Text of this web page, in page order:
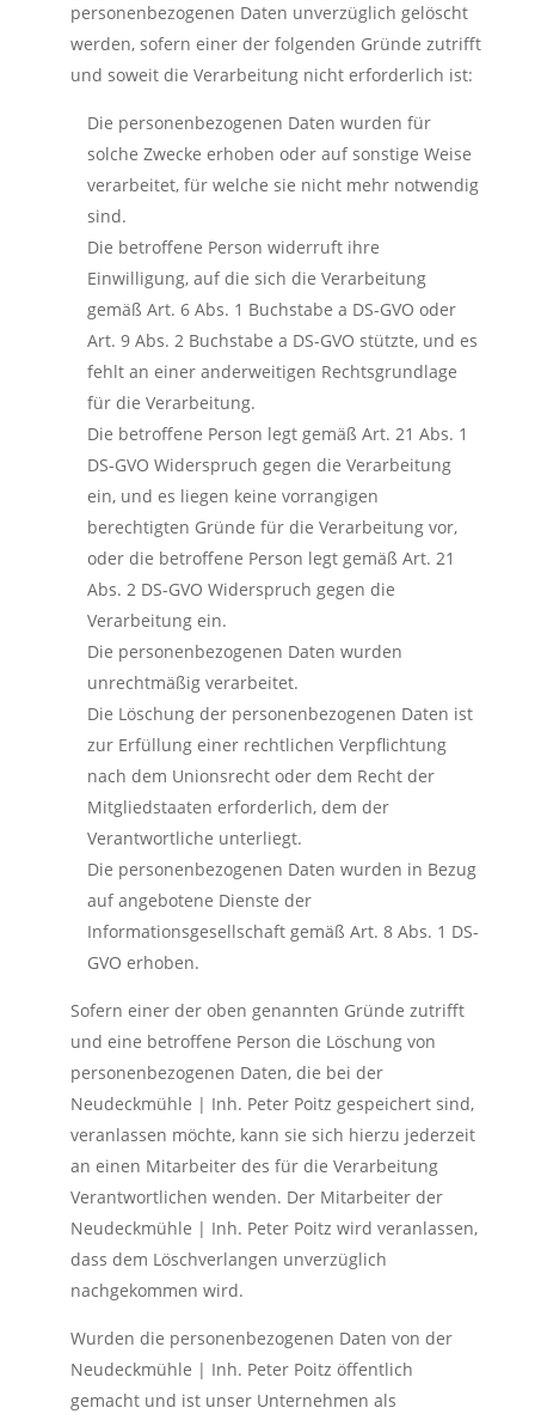
personenbezogenen Daten unverzüglich gelöscht
werden, sofern einer der folgenden Gründe zutrifft
und soweit die Verarbeitung nicht erforderlich ist:
Die personenbezogenen Daten wurden für
solche Zwecke erhoben oder auf sonstige Weise
verarbeitet, für welche sie nicht mehr notwendig
sind.
Die betroffene Person widerruft ihre
Einwilligung, auf die sich die Verarbeitung
gemäß Art. 6 Abs. 1 Buchstabe a DS-GVO oder
Art. 9 Abs. 2 Buchstabe a DS-GVO stützte, und es
fehlt an einer anderweitigen Rechtsgrundlage
für die Verarbeitung.
Die betroffene Person legt gemäß Art. 21 Abs. 1
DS-GVO Widerspruch gegen die Verarbeitung
ein, und es liegen keine vorrangigen
berechtigten Gründe für die Verarbeitung vor,
oder die betroffene Person legt gemäß Art. 21
Abs. 2 DS-GVO Widerspruch gegen die
Verarbeitung ein.
Die personenbezogenen Daten wurden
unrechtmäßig verarbeitet.
Die Löschung der personenbezogenen Daten ist
zur Erfüllung einer rechtlichen Verpflichtung
nach dem Unionsrecht oder dem Recht der
Mitgliedstaaten erforderlich, dem der
Verantwortliche unterliegt.
Die personenbezogenen Daten wurden in Bezug
auf angebotene Dienste der
Informationsgesellschaft gemäß Art. 8 Abs. 1 DS-
GVO erhoben.
Sofern einer der oben genannten Gründe zutrifft
und eine betroffene Person die Löschung von
personenbezogenen Daten, die bei der
Neudeckmühle | Inh. Peter Poitz gespeichert sind,
veranlassen möchte, kann sie sich hierzu jederzeit
an einen Mitarbeiter des für die Verarbeitung
Verantwortlichen wenden. Der Mitarbeiter der
Neudeckmühle | Inh. Peter Poitz wird veranlassen,
dass dem Löschverlangen unverzüglich
nachgekommen wird.
Wurden die personenbezogenen Daten von der
Neudeckmühle | Inh. Peter Poitz öffentlich
gemacht und ist unser Unternehmen als